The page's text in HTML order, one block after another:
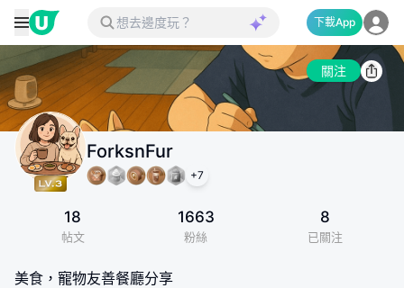
下載App
關注
ForksnFur
+7
18
帖文
1663
粉絲
8
已關注
美食，寵物友善餐廳分享